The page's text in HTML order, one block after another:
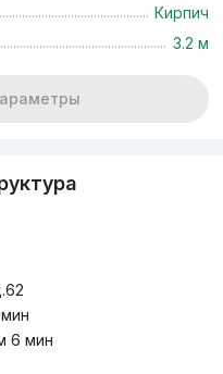
Кирпич
3.2 м
6 мин